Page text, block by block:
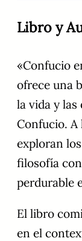
Libro y
«Confucio
ofrece una
la vida y
Confucio. A
exploran
filosofía
perdurable
El libro
en el